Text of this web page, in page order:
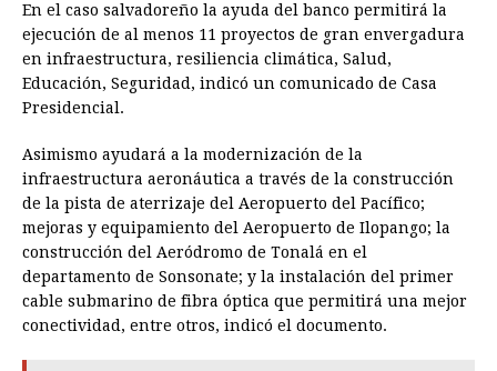
En el caso salvadoreño la ayuda del banco permitirá la
ejecución de al menos 11 proyectos de gran envergadura
en infraestructura, resiliencia climática, Salud,
Educación, Seguridad, indicó un comunicado de Casa
Presidencial.
Asimismo ayudará a la modernización de la
infraestructura aeronáutica a través de la construcción
de la pista de aterrizaje del Aeropuerto del Pacífico;
mejoras y equipamiento del Aeropuerto de Ilopango; la
construcción del Aeródromo de Tonalá en el
departamento de Sonsonate; y la instalación del primer
cable submarino de fibra óptica que permitirá una mejor
conectividad, entre otros, indicó el documento.